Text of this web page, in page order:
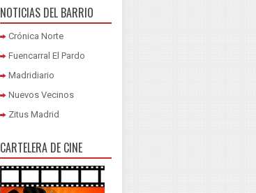
NOTICIAS DEL BARRIO
Crónica Norte
Fuencarral El Pardo
Madridiario
Nuevos Vecinos
Zitus Madrid
CARTELERA DE CINE